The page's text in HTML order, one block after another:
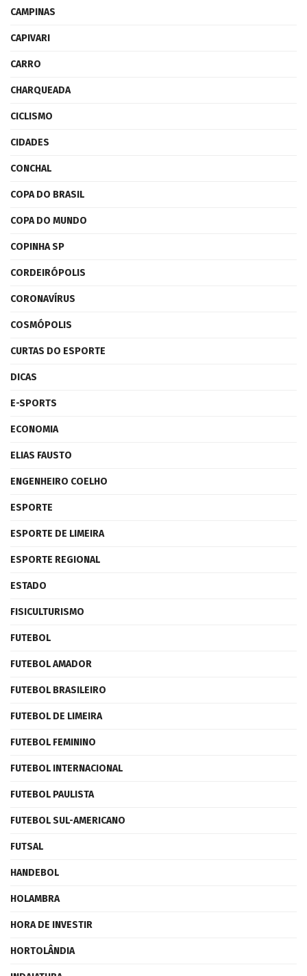
CAMPINAS
CAPIVARI
CARRO
CHARQUEADA
CICLISMO
CIDADES
CONCHAL
COPA DO BRASIL
COPA DO MUNDO
COPINHA SP
CORDEIRÓPOLIS
CORONAVÍRUS
COSMÓPOLIS
CURTAS DO ESPORTE
DICAS
E-SPORTS
ECONOMIA
ELIAS FAUSTO
ENGENHEIRO COELHO
ESPORTE
ESPORTE DE LIMEIRA
ESPORTE REGIONAL
ESTADO
FISICULTURISMO
FUTEBOL
FUTEBOL AMADOR
FUTEBOL BRASILEIRO
FUTEBOL DE LIMEIRA
FUTEBOL FEMININO
FUTEBOL INTERNACIONAL
FUTEBOL PAULISTA
FUTEBOL SUL-AMERICANO
FUTSAL
HANDEBOL
HOLAMBRA
HORA DE INVESTIR
HORTOLÂNDIA